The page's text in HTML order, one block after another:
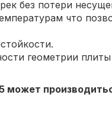
без потери
что
геометрии
может